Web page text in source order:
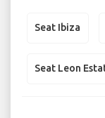
Seat Ibiza
Seat Leon